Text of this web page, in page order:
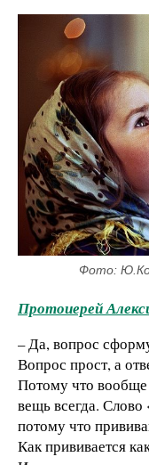
Фото:
Протоиерей
– Да, вопрос
Вопрос прост, а
Потому что вообще
вещь всегда.
потому что
Как прививается